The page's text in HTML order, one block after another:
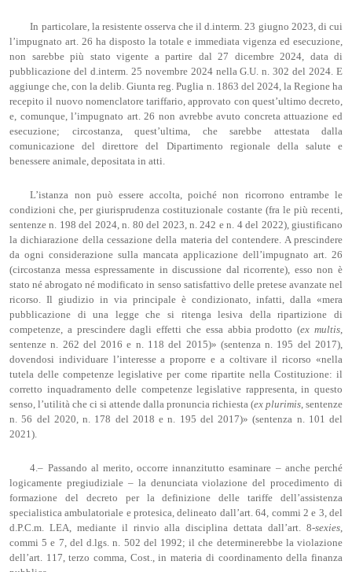
In particolare, la resistente osserva che il d.interm. 23 giugno 2023, di cui
l’impugnato art. 26 ha disposto la totale e immediata vigenza ed esecuzione,
non sarebbe più stato vigente a partire dal 27 dicembre 2024, data di
pubblicazione del d.interm. 25 novembre 2024 nella G.U. n. 302 del 2024. E
aggiunge che, con la delib. Giunta reg. Puglia n. 1863 del 2024, la Regione ha
recepito il nuovo nomenclatore tariffario, approvato con quest’ultimo decreto,
e, comunque, l’impugnato art. 26 non avrebbe avuto concreta attuazione ed
esecuzione; circostanza, quest’ultima, che sarebbe attestata dalla
comunicazione del direttore del Dipartimento regionale della salute e
benessere animale, depositata in atti.
L’istanza non può essere accolta, poiché non ricorrono entrambe le
condizioni che, per giurisprudenza costituzionale costante (fra le più recenti,
sentenze n. 198 del 2024, n. 80 del 2023, n. 242 e n. 4 del 2022), giustificano
la dichiarazione della cessazione della materia del contendere. A prescindere
da ogni considerazione sulla mancata applicazione dell’impugnato art. 26
(circostanza messa espressamente in discussione dal ricorrente), esso non è
stato né abrogato né modificato in senso satisfattivo delle pretese avanzate nel
ricorso. Il giudizio in via principale è condizionato, infatti, dalla «mera
pubblicazione di una legge che si ritenga lesiva della ripartizione di
competenze, a prescindere dagli effetti che essa abbia prodotto (ex multis
sentenze n. 262 del 2016 e n. 118 del 2015)» (sentenza n. 195 del 2017),
dovendosi individuare l’interesse a proporre e a coltivare il ricorso «nella
tutela delle competenze legislative per come ripartite nella Costituzione: il
corretto inquadramento delle competenze legislative rappresenta, in questo
senso, l’utilità che ci si attende dalla pronuncia richiesta (ex plurimis , sentenze
n. 56 del 2020, n. 178 del 2018 e n. 195 del 2017)» (sentenza n. 101 del
2021).
4.– Passando al merito, occorre innanzitutto esaminare – anche perché
logicamente pregiudiziale – la denunciata violazione del procedimento di
formazione del decreto per la definizione delle tariffe dell’assistenza
specialistica ambulatoriale e protesica, delineato dall’art. 64, commi 2 e 3, del
d.P.C.m. LEA, mediante il rinvio alla disciplina dettata dall’art. 8-sexies
commi 5 e 7, del d.lgs. n. 502 del 1992; il che determinerebbe la violazione
dell’art. 117, terzo comma, Cost., in materia di coordinamento della finanza